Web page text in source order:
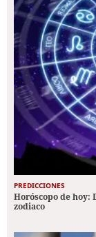
PREDICCIONES
Horóscopo de hoy:
zodiaco